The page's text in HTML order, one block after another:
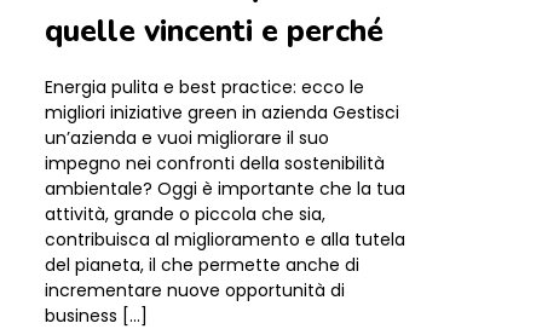
quelle vincenti e perché
Energia pulita e best practice: ecco le
migliori iniziative green in azienda Gestisci
un’azienda e vuoi migliorare il suo
impegno nei confronti della sostenibilità
ambientale? Oggi è importante che la tua
attività, grande o piccola che sia,
contribuisca al miglioramento e alla tutela
del pianeta, il che permette anche di
incrementare nuove opportunità di
business […]